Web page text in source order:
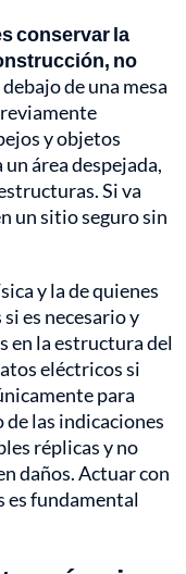
conservar la
no
de una mesa
y objetos
área despejada,
Si va
un sitio seguro sin
y la de quienes
es necesario y
en la estructura del
eléctricos si
para
las indicaciones
réplicas y no
daños. Actuar con
es fundamental